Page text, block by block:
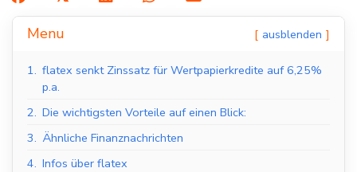
Menu ausblenden
1. flatex senkt Zinssatz für Wertpapierkredite auf 6,25%
p.a.
2. Die wichtigsten Vorteile auf einen Blick:
3. Ähnliche Finanznachrichten
4. Infos über flatex